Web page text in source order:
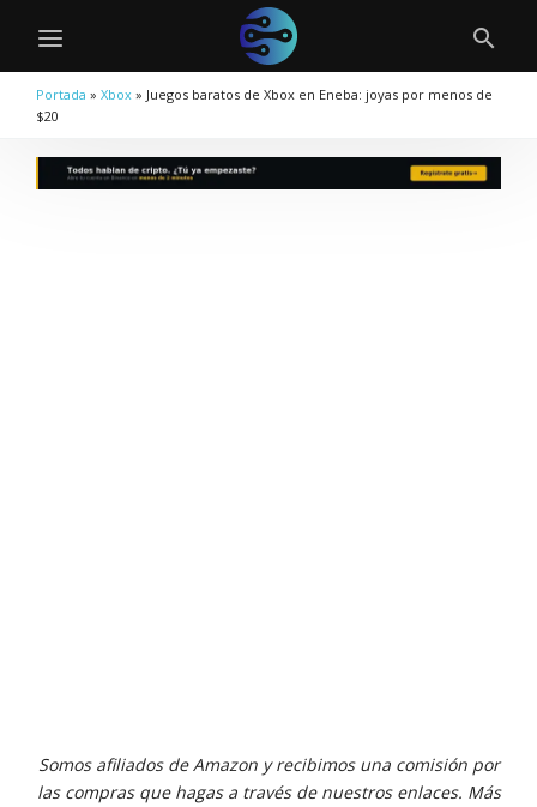
Portada » Xbox » Juegos baratos de Xbox en Eneba: joyas por menos de
$20
Somos afiliados de Amazon y recibimos una comisión por
las compras que hagas a través de nuestros enlaces. Más